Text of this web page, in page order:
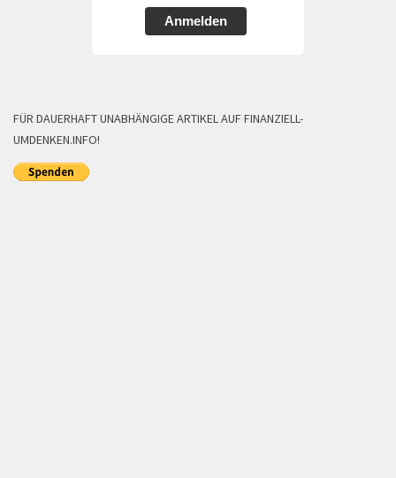
Anmelden
FÜR DAUERHAFT UNABHÄNGIGE ARTIKEL AUF FINANZIELL-
UMDENKEN.INFO!